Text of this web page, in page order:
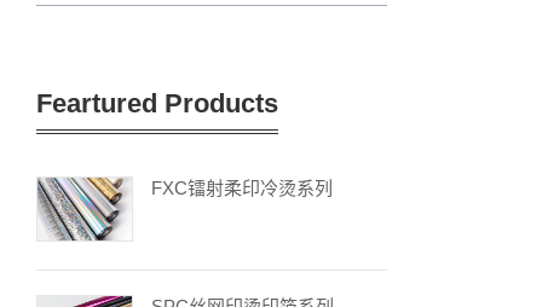
Feartured Products
FXC镭射柔印冷烫系列